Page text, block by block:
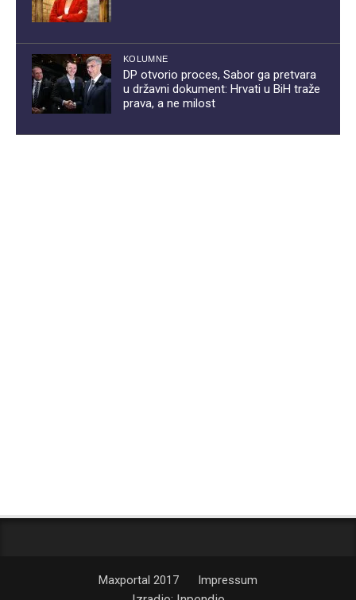
KOLUMNE
DP otvorio proces, Sabor ga pretvara
u državni dokument: Hrvati u BiH traže
prava, a ne milost
Maxportal 2017 Impressum